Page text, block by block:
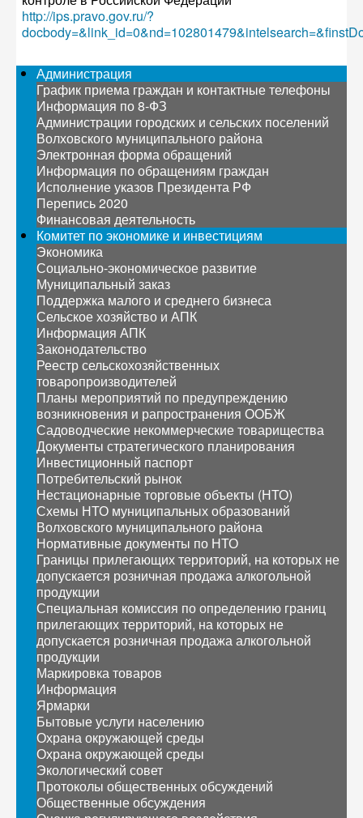
http://ips.pravo.gov.ru/?
Администрация
График приема граждан и контактные телефоны
Информация по 8-ФЗ
Администрации городских и сельских поселений
Волховского муниципального района
Электронная форма обращений
Информация по обращениям граждан
Исполнение указов Президента РФ
Перепись 2020
Финансовая деятельность
Комитет по экономике и инвестициям
Экономика
Социально-экономическое развитие
Муниципальный заказ
Поддержка малого и среднего бизнеса
Сельское хозяйство и АПК
Информация АПК
Законодательство
Реестр сельскохозяйственных
товаропроизводителей
Планы мероприятий по предупреждению
возникновения и рапространения ООБЖ
Садоводческие некоммерческие товарищества
Документы стратегического планирования
Инвестиционный паспорт
Потребительский рынок
Нестационарные торговые объекты (НТО)
Схемы НТО муниципальных образований
Волховского муниципального района
Нормативные документы по НТО
Границы прилегающих территорий, на которых не
допускается розничная продажа алкогольной
продукции
Специальная комиссия по определению границ
прилегающих территорий, на которых не
допускается розничная продажа алкогольной
продукции
Маркировка товаров
Информация
Ярмарки
Бытовые услуги населению
Охрана окружающей среды
Охрана окружающей среды
Экологический совет
Протоколы общественных обсуждений
Общественные обсуждения